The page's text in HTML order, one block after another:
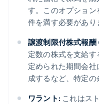
す。このオプショ
件を満す必要があり
譲渡制限付株式報酬
定数の株式を支給す
定められた期間会
成するなど、特定の
ワラント: これはス